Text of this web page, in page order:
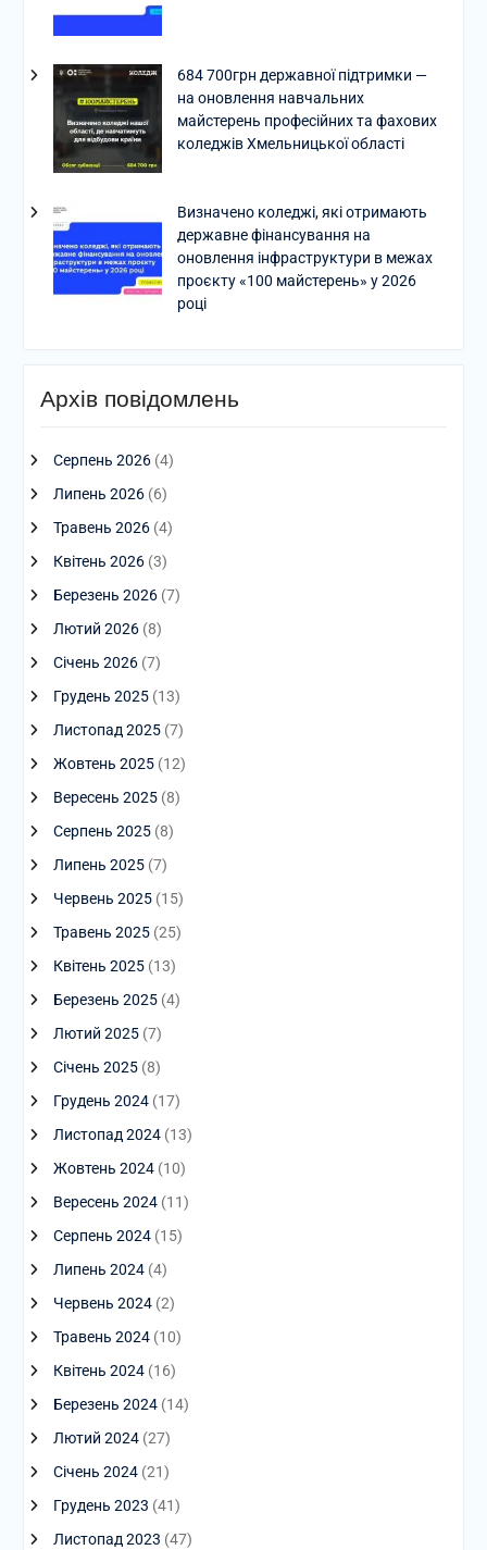
684 700грн державної підтримки —
на оновлення навчальних
майстерень професійних та фахових
коледжів Хмельницької області
Визначено коледжі, які отримають
державне фінансування на
оновлення інфраструктури в межах
проєкту «100 майстерень» у 2026
році
Архів повідомлень
Серпень 2026(4)
Липень 2026(6)
Травень 2026(4)
Квітень 2026(3)
Березень 2026(7)
Лютий 2026(8)
Січень 2026(7)
Грудень 2025(13)
Листопад 2025(7)
Жовтень 2025(12)
Вересень 2025(8)
Серпень 2025(8)
Липень 2025(7)
Червень 2025(15)
Травень 2025(25)
Квітень 2025(13)
Березень 2025(4)
Лютий 2025(7)
Січень 2025(8)
Грудень 2024(17)
Листопад 2024(13)
Жовтень 2024(10)
Вересень 2024(11)
Серпень 2024(15)
Липень 2024(4)
Червень 2024(2)
Травень 2024(10)
Квітень 2024(16)
Березень 2024(14)
Лютий 2024(27)
Січень 2024(21)
Грудень 2023 (41)
Листопад 2023 (47)